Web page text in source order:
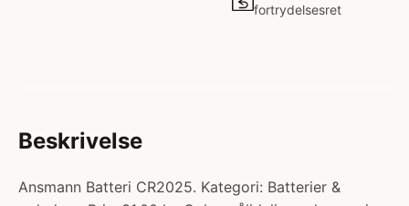
fortrydelsesret
Beskrivelse
Ansmann Batteri CR2025. Kategori: Batterier &